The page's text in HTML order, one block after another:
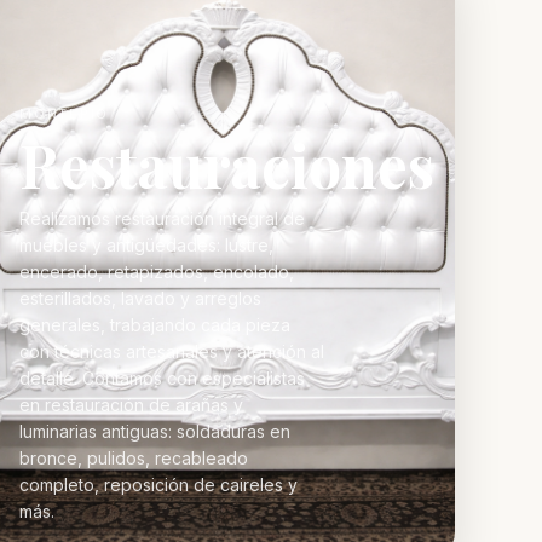
MONTEPIO
Restauraciones
Realizamos restauración integral de
muebles y antigüedades: lustre,
encerado, retapizados, encolado,
esterillados, lavado y arreglos
generales, trabajando cada pieza
con técnicas artesanales y atención al
detalle. Contamos con especialistas
en restauración de arañas y
luminarias antiguas: soldaduras en
bronce, pulidos, recableado
completo, reposición de caireles y
más.